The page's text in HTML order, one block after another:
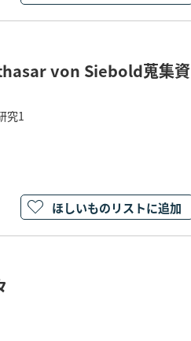
von Siebold蒐集資
究1
ほしいものリストに追加